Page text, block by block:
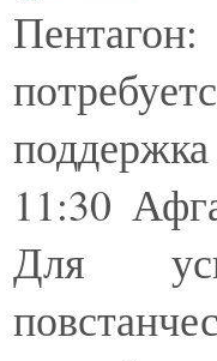
11:30
Для